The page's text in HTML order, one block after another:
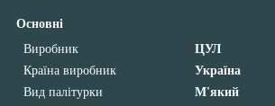
Основні
Виробник
ЦУЛ
Країна виробник
Україна
Вид палітурки
М'який